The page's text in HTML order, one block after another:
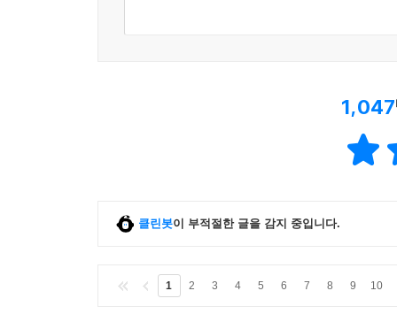
1,047
클린봇이 부적절한 글을 감지 중입니다.
1 2 3 4 5 6 7 8 9 10